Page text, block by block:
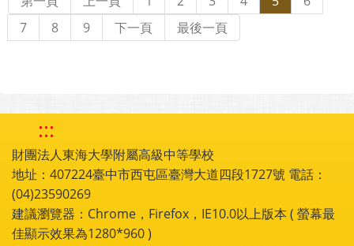
7
8 9 下一頁 最後一頁
:::
財團法人東海大學附屬高級中等學校
地址：407224臺中市西屯區臺灣大道四段1727號 電話：
(04)23590269
建議瀏覽器：Chrome，Firefox，IE10.0以上版本 ( 螢幕最
佳顯示效果為1280*960 )